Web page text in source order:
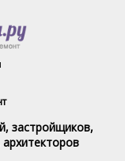
застройщиков,